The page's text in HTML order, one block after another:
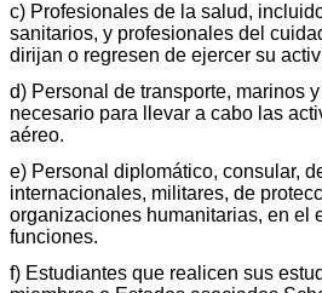
c) Profesionales de la salud,
sanitarios, y profesionales del
dirijan o regresen de ejercer su
d) Personal de transporte, marinos
necesario para llevar a cabo las
aéreo.
e) Personal diplomático, consular,
internacionales, militares, de
organizaciones humanitarias, en el
funciones.
f) Estudiantes que realicen sus